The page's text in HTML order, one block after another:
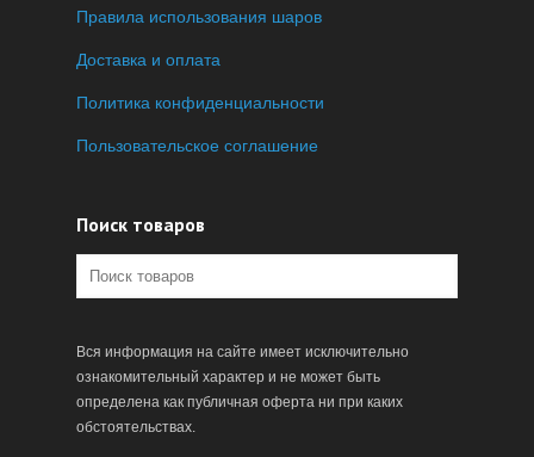
Правила использования шаров
Доставка и оплата
Политика конфиденциальности
Пользовательское соглашение
Поиск товаров
Вся информация на сайте имеет исключительно
ознакомительный характер и не может быть
определена как публичная оферта ни при каких
обстоятельствах.